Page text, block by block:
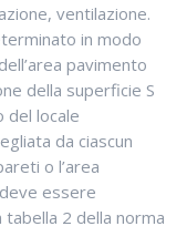
ventilazione.
in modo
pavimento
della superficie S
del locale
da ciascun
o l’area
essere
2 della norma